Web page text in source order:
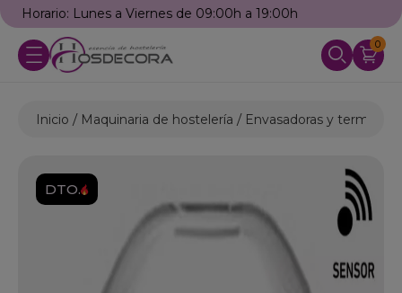
Llámanos: 976 25 59 91
0
Inicio Maquinaria de hostelería Envasadoras y
DTO.